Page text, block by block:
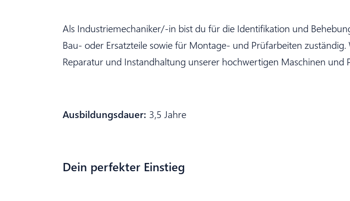
Als Industriemechaniker/-in bist du für die Identifikation und
Bau- oder Ersatzteile sowie für Montage- und Prüfarbeiten
Reparatur und Instandhaltung unserer hochwertigen Maschinen und
Ausbildungsdauer: 3,5 Jahre
Dein perfekter Einstieg